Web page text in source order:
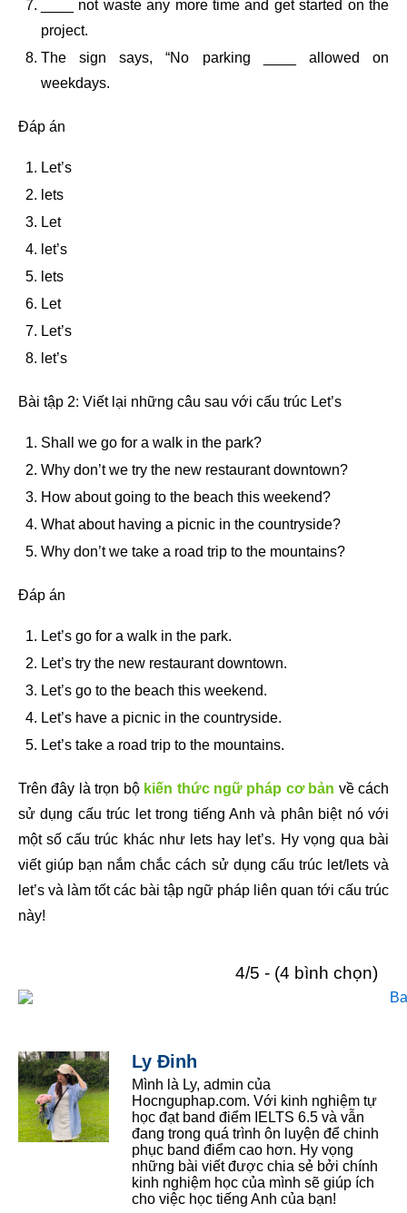
____ not waste any more time and get started on the
project.
The sign says, “No parking ____ allowed on
weekdays.
Đáp án
Let’s
lets
Let
let’s
lets
Let
Let’s
let’s
Bài tập 2: Viết lại những câu sau với cấu trúc Let’s
Shall we go for a walk in the park?
Why don’t we try the new restaurant downtown?
How about going to the beach this weekend?
What about having a picnic in the countryside?
Why don’t we take a road trip to the mountains?
Đáp án
Let’s go for a walk in the park.
Let’s try the new restaurant downtown.
Let’s go to the beach this weekend.
Let’s have a picnic in the countryside.
Let’s take a road trip to the mountains.
Trên đây là trọn bộ kiến thức ngữ pháp cơ bản về cách
sử dụng cấu trúc let trong tiếng Anh và phân biệt nó với
một số cấu trúc khác như lets hay let’s. Hy vọng qua bài
viết giúp bạn nắm chắc cách sử dụng cấu trúc let/lets và
let’s và làm tốt các bài tập ngữ pháp liên quan tới cấu trúc
này!
4/5 - (4 bình chọn)
Ly Đinh
Mình là Ly, admin của
Hocnguphap.com. Với kinh nghiệm tự
học đạt band điểm IELTS 6.5 và vẫn
đang trong quá trình ôn luyện để chinh
phục band điểm cao hơn. Hy vọng
những bài viết được chia sẻ bởi chính
kinh nghiệm học của mình sẽ giúp ích
cho việc học tiếng Anh của bạn!